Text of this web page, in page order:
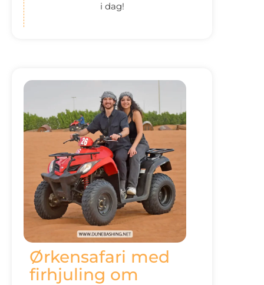
i dag!
Ørkensafari med
firhjuling om